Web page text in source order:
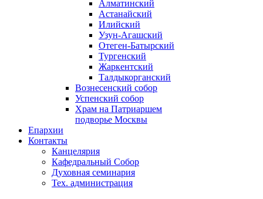
Алматинский
Астанайский
Илийский
Узун-Агашский
Отеген-Батырский
Тургенский
Жаркентский
Талдыкорганский
Вознесенский собор
Успенский собор
Храм на Патриаршем
подворье Москвы
Епархии
Контакты
Канцелярия
Кафедральный Собор
Духовная семинария
Тех. администрация